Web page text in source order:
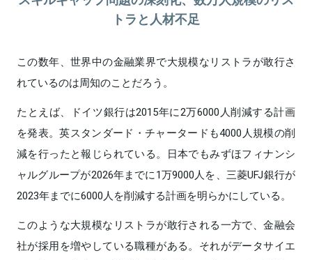
トラと人材不足
この数年、世界中の金融業界で大規模なリストラが敢行さ
れているのは周知のことだろう。
たとえば、ドイツ銀行は2015年に2万6000人削減する計画
を発表。英スタンダード・チャータードも4000人規模の削
減を行ったと報じられている。日本でもみずほフィナンシ
ャルグループが2026年までに1万9000人を、三菱UFJ銀行が
2023年までに6000人を削減する計画を明らかにしている。
このような大規模なリストラが敢行される一方で、金融会
社が採用を増やしている職種がある。それがデータサイエ